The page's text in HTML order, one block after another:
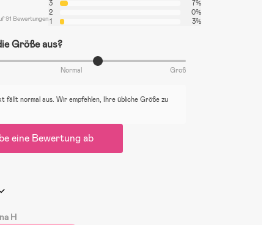
ohne Kompromisse bei der Funktion einzugehen.
91 Bewertungen
3
7%
2
0%
1
3%
Größe aus?
Normal Groß
fällt normal aus. Wir empfehlen, Ihre übliche Größe zu
eine Bewertung ab
H